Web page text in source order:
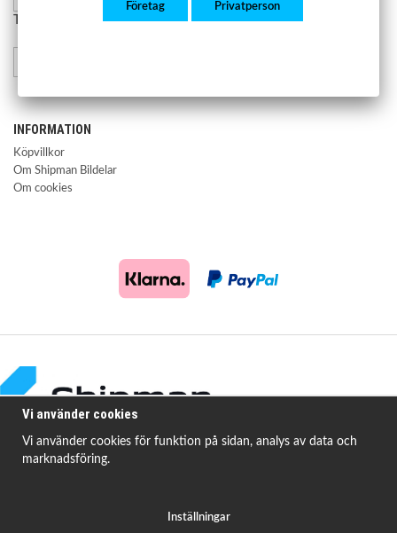
08-23 23 50
INFORMATION
Köpvillkor
Om Shipman Bildelar
Om cookies
vanligt förekommande fordonsproblem.
Företag Privatperson
Vi använder cookies
Vi använder cookies för funktion på sidan, analys av data och
marknadsföring.
Inställningar